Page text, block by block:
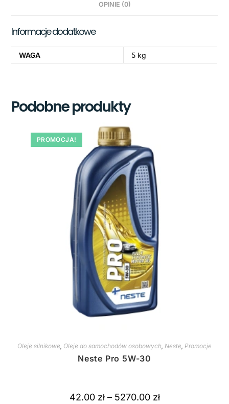
OPINIE (0)
Informacje dodatkowe
WAGA 5 kg
Podobne produkty
PROMOCJA!
Oleje silnikowe Oleje do samochodów osobowych Neste Promocje
Neste Pro 5W-30
42.00 zł – 5270.00 zł